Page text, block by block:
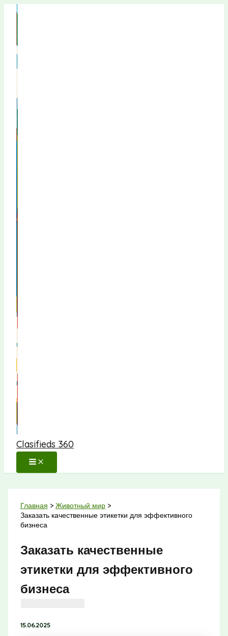
содержимому
Clasifieds 360
Главная
Животный мир
Заказать качественные этикетки для эффективного
бизнеса
Заказать качественные
этикетки для эффективного
бизнеса
15.06.2025